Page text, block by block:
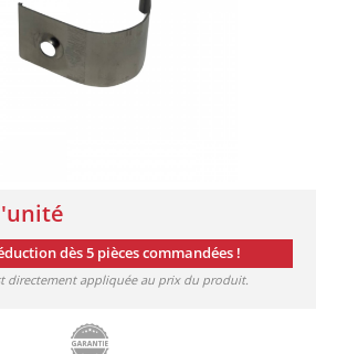
dès 5 pièces commandées !
directement appliquée au prix du produit.